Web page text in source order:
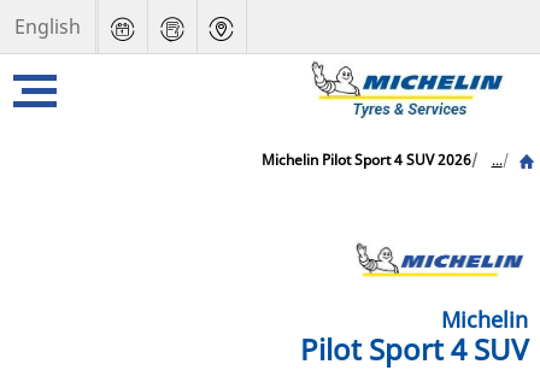
English
...
Michelin Pilot Sport 4 SUV 2026
Michelin
Pilot Sport 4 SUV